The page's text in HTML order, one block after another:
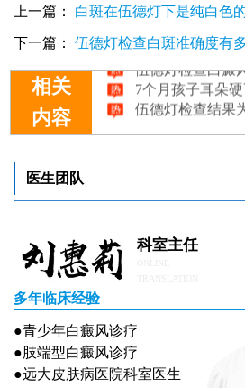
上一篇： 白斑在伍德灯下是纯白色
下一篇： 伍德灯检查白斑准确度有
相关
内容
伍德灯检查纯白
7个月孩子肩膀硬币大白斑
伍德灯检查白癜
7个月孩子耳朵硬币大白
伍德灯检查结果为
医生团队
科室主任
多年临床经验
●青少年白癜风诊疗
●肢端型白癜风诊疗
●远大皮肤病医院科室医生